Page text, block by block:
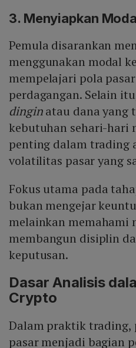
3. Menyiapkan
Pemula disarankan
menggunakan modal
mempelajari pola
perdagangan. Selain
dinginatau dana yang
kebutuhan sehari-hari
penting dalam trading
volatilitas pasar yang
Fokus utama pada
bukan mengejar
melainkan memahami
membangun disiplin
keputusan.
Dasar Analisis
Crypto
Dalam praktik trading,
pasar menjadi bagian